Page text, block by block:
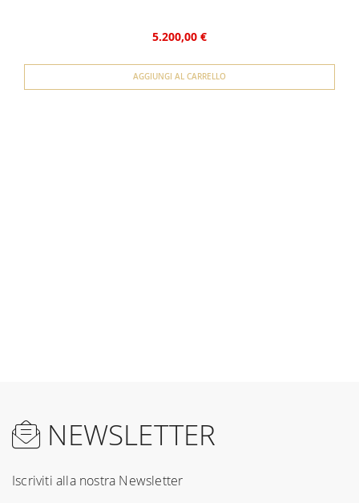
5.200,00 €
AGGIUNGI AL CARRELLO
NEWSLETTER
Iscriviti alla nostra Newsletter